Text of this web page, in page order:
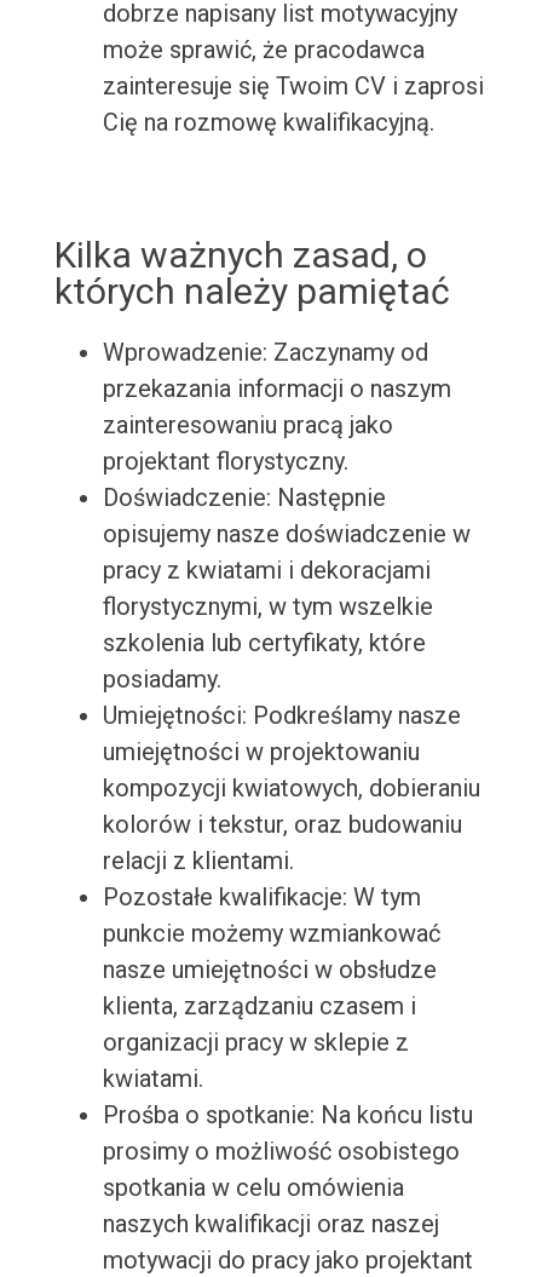
dobrze napisany list motywacyjny
może sprawić, że pracodawca
zainteresuje się Twoim CV i zaprosi
Cię na rozmowę kwalifikacyjną.
Kilka ważnych zasad, o
których należy pamiętać
Wprowadzenie: Zaczynamy od
przekazania informacji o naszym
zainteresowaniu pracą jako
projektant florystyczny.
Doświadczenie: Następnie
opisujemy nasze doświadczenie w
pracy z kwiatami i dekoracjami
florystycznymi, w tym wszelkie
szkolenia lub certyfikaty, które
posiadamy.
Umiejętności: Podkreślamy nasze
umiejętności w projektowaniu
kompozycji kwiatowych, dobieraniu
kolorów i tekstur, oraz budowaniu
relacji z klientami.
Pozostałe kwalifikacje: W tym
punkcie możemy wzmiankować
nasze umiejętności w obsłudze
klienta, zarządzaniu czasem i
organizacji pracy w sklepie z
kwiatami.
Prośba o spotkanie: Na końcu listu
prosimy o możliwość osobistego
spotkania w celu omówienia
naszych kwalifikacji oraz naszej
motywacji do pracy jako projektant